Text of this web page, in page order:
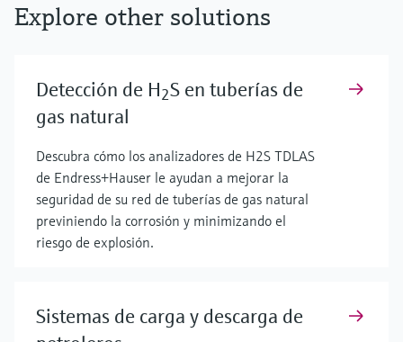
Explore other solutions
Detección de H2S en tuberías de
gas natural
Descubra cómo los analizadores de H2S TDLAS
de Endress+Hauser le ayudan a mejorar la
seguridad de su red de tuberías de gas natural
previniendo la corrosión y minimizando el
riesgo de explosión.
Sistemas de carga y descarga de